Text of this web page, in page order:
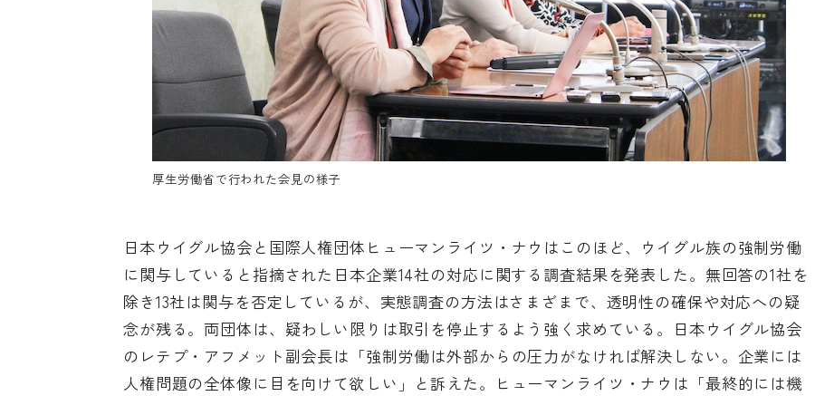
厚生労働省で行われた会見の様子
日本ウイグル協会と国際人権団体ヒューマンライツ・ナウはこのほど、ウイグル族の強制労働
に関与していると指摘された日本企業14社の対応に関する調査結果を発表した。無回答の1社を
除き13社は関与を否定しているが、実態調査の方法はさまざまで、透明性の確保や対応への疑
念が残る。両団体は、疑わしい限りは取引を停止するよう強く求めている。日本ウイグル協会
のレテプ・アフメット副会長は「強制労働は外部からの圧力がなければ解決しない。企業には
人権問題の全体像に目を向けて欲しい」と訴えた。ヒューマンライツ・ナウは「最終的には機